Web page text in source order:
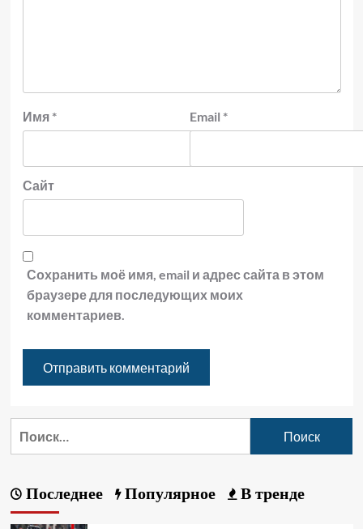
Имя * Email *
Сайт
Сохранить моё имя, email и адрес сайта в этом
браузере для последующих моих
комментариев.
Последнее Популярное В тренде